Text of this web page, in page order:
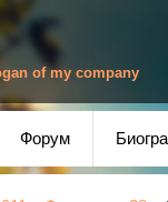
of my company
Форум